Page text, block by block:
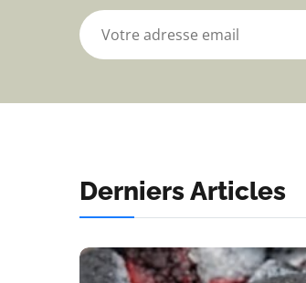
Derniers Articles